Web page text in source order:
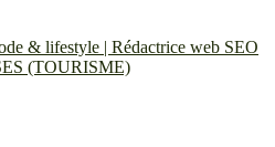
& lifestyle | Rédactrice web SEO
(TOURISME)